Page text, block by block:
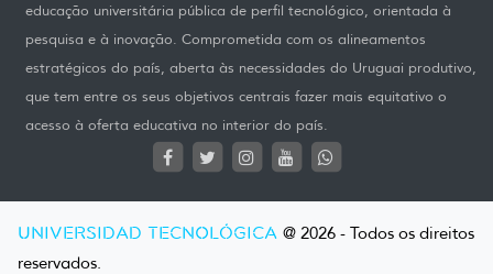
educação universitária pública de perfil tecnológico, orientada à
pesquisa e à inovação. Comprometida com os alineamentos
estratégicos do país, aberta às necessidades do Uruguai produtivo,
que tem entre os seus objetivos centrais fazer mais equitativo o
acesso à oferta educativa no interior do país.
UNIVERSIDAD TECNOLÓGICA @ 2026 - Todos os direitos
reservados.